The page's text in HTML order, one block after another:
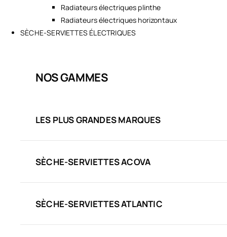
Radiateurs électriques plinthe
Radiateurs électriques horizontaux
SÈCHE-SERVIETTES ÉLECTRIQUES
NOS GAMMES
LES PLUS GRANDES MARQUES
SÈCHE-SERVIETTES ACOVA
SÈCHE-SERVIETTES ATLANTIC